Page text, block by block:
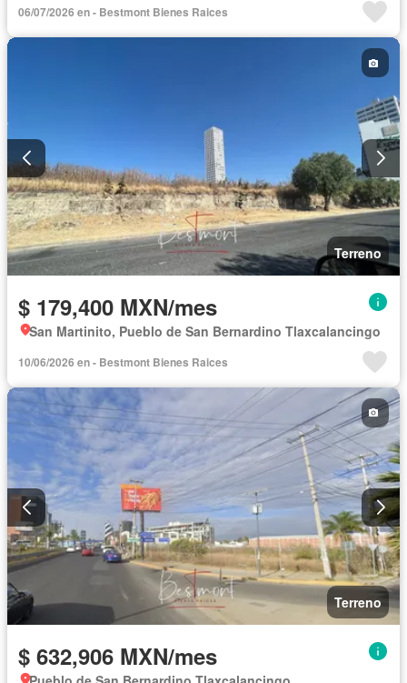
06/07/2026 en - Bestmont Bienes Raices
Terreno
$ 179,400 MXN/mes
San Martinito, Pueblo de San Bernardino Tlaxcalancingo
10/06/2026 en - Bestmont Bienes Raices
Terreno
$ 632,906 MXN/mes